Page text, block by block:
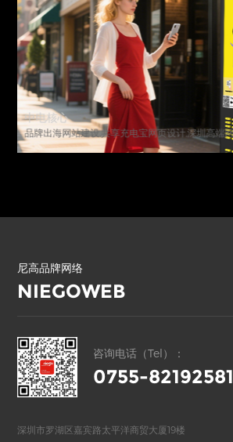
嘉必优（股票代码 688089）
高端网站设计,品牌网站设计,武汉网站设计公司
尼高品牌网络
NIEGOWEB
咨询电话（Tel）：
0755-82192581
深圳市罗湖区嘉宾路太平洋商贸大厦19楼